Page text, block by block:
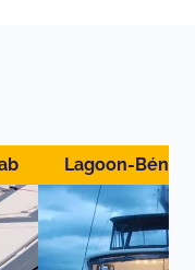
Lagoon-